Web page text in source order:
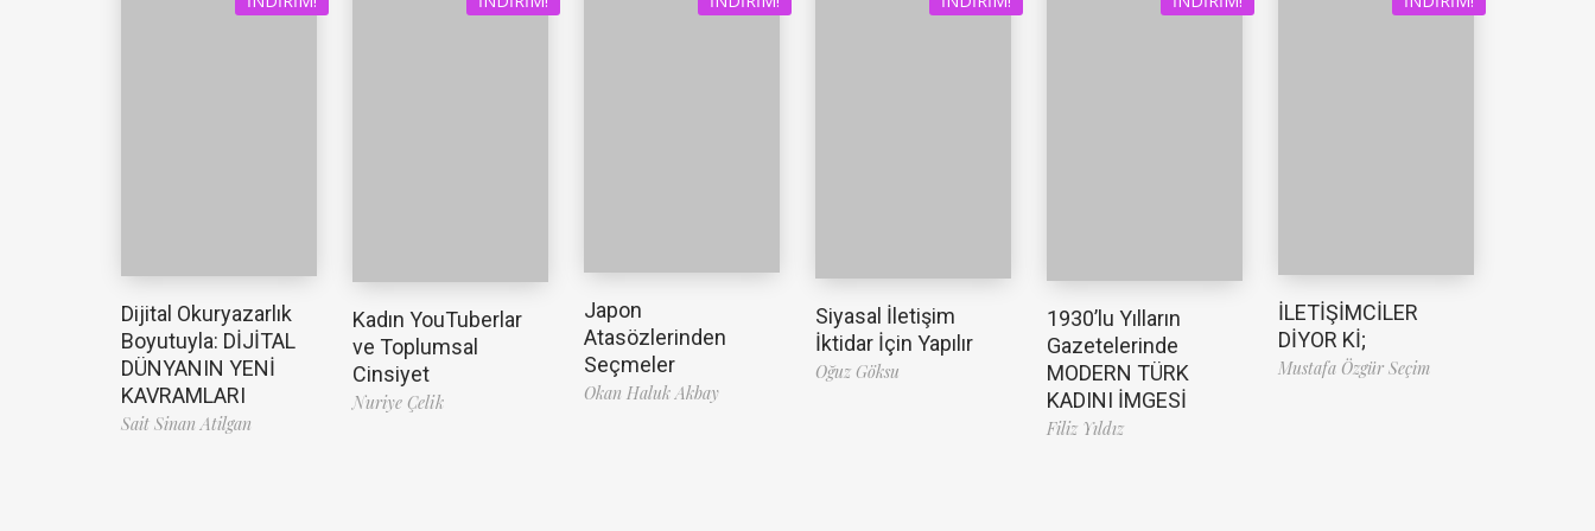
Dijital Okuryazarlık
Boyutuyla: DİJİTAL
DÜNYANIN YENİ
KAVRAMLARI
Sait Sinan Atilgan
Kadın YouTuberlar
ve Toplumsal
Cinsiyet
Nuriye Çelik
Japon
Atasözlerinden
Seçmeler
Okan Haluk Akbay
Siyasal İletişim
İktidar İçin Yapılır
Oğuz Göksu
1930’lu Yılların
Gazetelerinde
MODERN TÜRK
KADINI İMGESİ
Filiz Yıldız
İLETİŞİMCİLER
DİYOR Kİ;
Mustafa Özgür Seçim